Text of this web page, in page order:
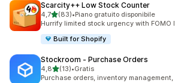
Scarcity++ Low Stock Counter
4,7stelle su 5
(83)
83 recensioni totali
•Piano gratuito disponibile
Hurrify limited stock urgency with FOMO
Built for Shopify
Stockroom ‑ Purchase Orders
4,8stelle su 5
(13)
13 recensioni totali
•Gratis
Purchase orders, inventory management,